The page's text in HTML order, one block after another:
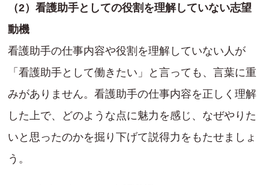
（2）看護助手としての役割を理解していない志望
動機
看護助手の仕事内容や役割を理解していない人が
「看護助手として働きたい」と言っても、言葉に重
みがありません。看護助手の仕事内容を正しく理解
した上で、どのような点に魅力を感じ、なぜやりた
いと思ったのかを掘り下げて説得力をもたせましょ
う。